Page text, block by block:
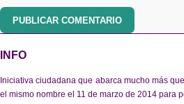
PUBLICAR COMENTARIO
INFO
Iniciativa ciudadana que abarca mucho más
el mismo nombre el 11 de marzo de 2014 para